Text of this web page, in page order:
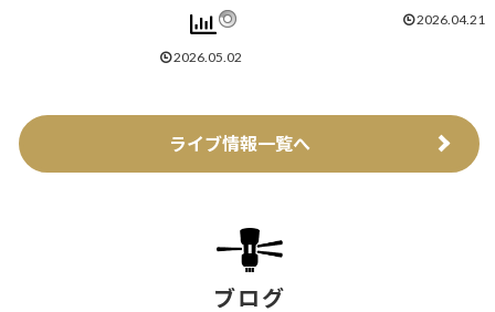
2026.05.02
2026.04.21
ライブ情報一覧へ
ブログ